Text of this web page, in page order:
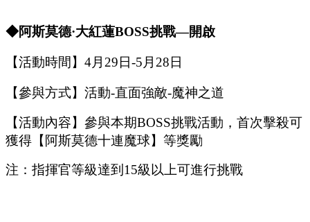
◆阿斯莫德·大紅蓮BOSS挑戰—開啟
【活動時間】 4月 29 日-5 月 28 日
【參與方式】 活動-直面強敵-魔神之道
【活動內容】參與本期BOSS挑戰活動，首次擊殺可
獲得【 阿斯莫德十連魔球】等獎勵
注：指揮官等級達到 15級以上可進行挑戰